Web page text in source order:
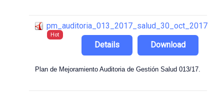
pm_auditoria_013_2017_salud_30_oct_2017
Hot
Download
Details
Plan de Mejoramiento Auditoria de Gestión Salud 013/17.